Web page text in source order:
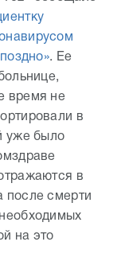
. Ее
время не
в
уже было
в
после смерти
на это